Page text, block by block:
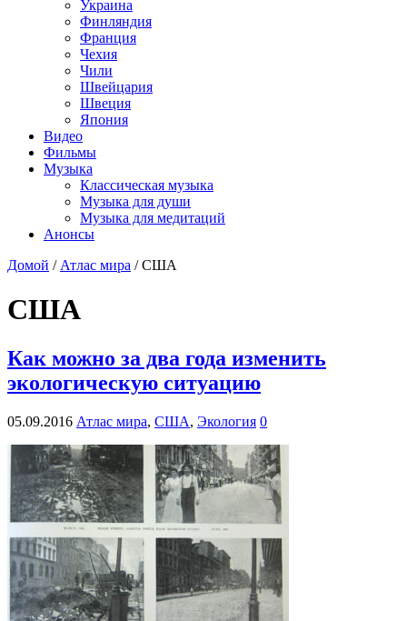
Украина
Финляндия
Франция
Чехия
Чили
Швейцария
Швеция
Япония
Видео
Фильмы
Музыка
Классическая музыка
Музыка для души
Музыка для медитаций
Анонсы
Домой / Атлас мира / США
США
Как можно за два года изменить
экологическую ситуацию
05.09.2016 Атлас мира, США, Экология 0